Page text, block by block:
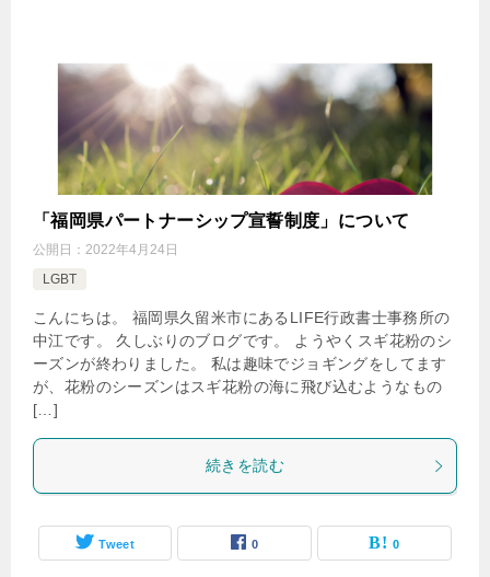
「福岡県パートナーシップ宣誓制度」について
公開日： 2022年4月24日
LGBT
こんにちは。 福岡県久留米市にあるLIFE行政書士事務所の
中江です。 久しぶりのブログです。 ようやくスギ花粉のシ
ーズンが終わりました。 私は趣味でジョギングをしてます
が、花粉のシーズンはスギ花粉の海に飛び込むようなもの
[…]
続きを読む
Tweet 0 0